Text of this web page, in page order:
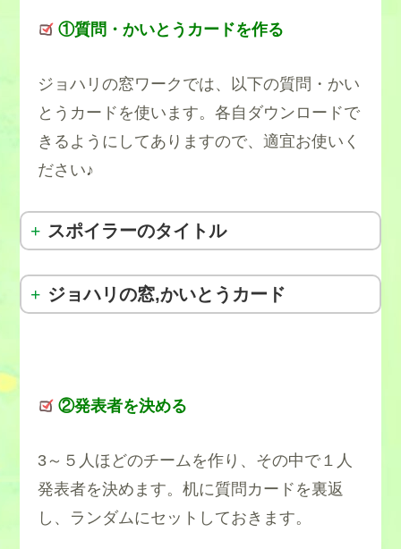
①質問・かいとうカードを作る
ジョハリの窓ワークでは、以下の質問・かい
とうカードを使います。各自ダウンロードで
きるようにしてありますので、適宜お使いく
ださい♪
スポイラーのタイトル
ジョハリの窓,かいとうカード
②発表者を決める
3～５人ほどのチームを作り、その中で１人
発表者を決めます。机に質問カードを裏返
し、ランダムにセットしておきます。